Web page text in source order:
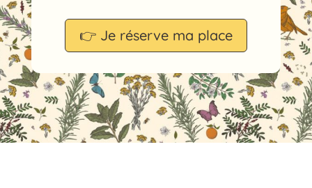
👉 Je réserve ma place